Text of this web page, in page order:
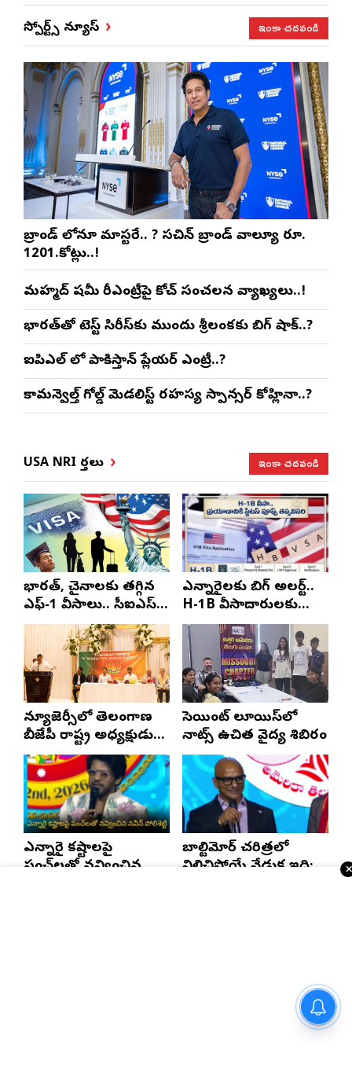
స్పోర్ట్స్ న్యూస్ ఇంకా చదవండి
బ్రాండ్ లోనూ మాస్టరే.. ? సచిన్ బ్రాండ్ వాల్యూ రూ.
1201.కోట్లు..!
మహ్మద్ షమీ రీఎంట్రీపై కోచ్ సంచలన వ్యాఖ్యలు..!
భారత్‌తో టెస్ట్ సిరీస్‌కు ముందు శ్రీలంకకు బిగ్ షాక్..?
ఐపిఎల్ లో పాకిస్తాన్ ప్లేయర్ ఎంట్రీ..?
కామన్వెల్త్ గోల్డ్ మెడలిస్ట్ రహస్య స్పాన్సర్ కోహ్లినా..?
USA NRI వార్తలు ఇంకా చదవండి
భారత్, చైనాలకు తగ్గిన
ఎఫ్-1 వీసాలు.. సీఐఎస్
నివేదిక..!
ఎన్నారైలకు బిగ్ అలర్ట్..
H-1B వీసాదారులకు
ప్రయాణ సమయంలో
స్టేటస్ ప్రూఫ్స్ తప్పనిసరి..!
న్యూజెర్సీలో తెలంగాణ
బీజేపీ రాష్ట్ర అధ్యక్షుడు
ఎన్. రాంచందర్‌రావుకు
ఘన స్వాగతం
సెయింట్ లూయిస్‌లో
నాట్స్ ఉచిత వైద్య శిబిరం
ఎన్నారై కష్టాలపై
పంచ్‌లతో నవ్వించిన
బాల్టిమోర్ చరిత్రలో
నిలిచిపోయే వేడుక ఇది:
జరీమానా విధించిన అమెరికా కోర్ట్..!